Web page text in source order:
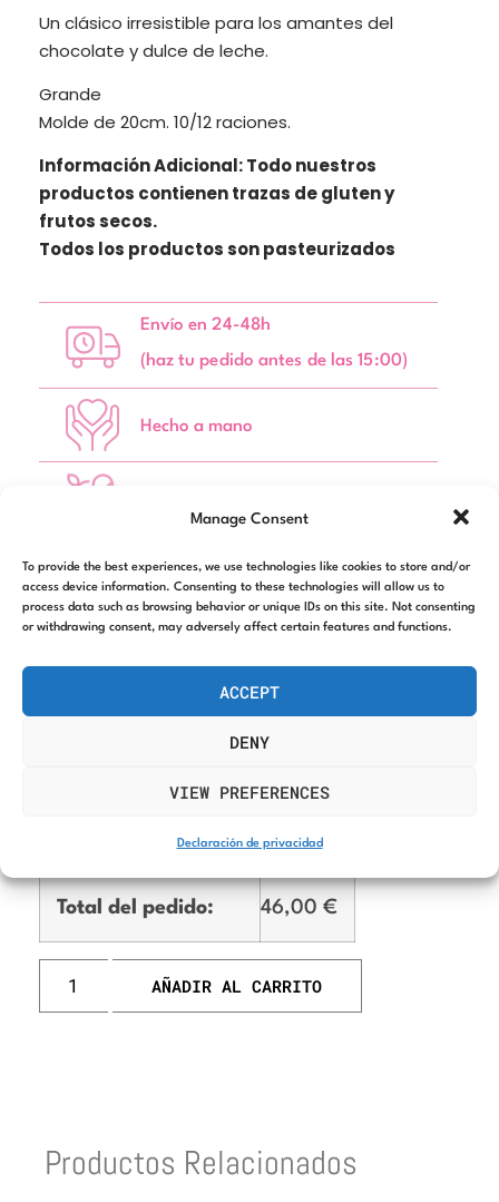
Manage Consent
To provide the best experiences, we use technologies like cookies to store and/or
access device information. Consenting to these technologies will allow us to
process data such as browsing behavior or unique IDs on this site. Not consenting
or withdrawing consent, may adversely affect certain features and functions.
ACCEPT
DENY
VIEW PREFERENCES
Declaración de privacidad
Un clásico irresistible para los amantes del
chocolate y dulce de leche.
Grande
Molde de 20cm. 10/12 raciones.
Información Adicional: Todo nuestros
productos contienen trazas de gluten y
frutos secos.
Todos los productos son pasteurizados
Envío en 24-48h
(haz tu pedido antes de las 15:00)
Hecho a mano
Añadir dedicatoria(+3,00€)
Opciones totales: 0,00€
Total del pedido: 46,00 €
AÑADIR AL CARRITO
Productos Relacionados